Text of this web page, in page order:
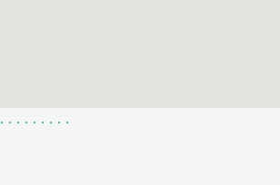
. . . . . . . . .